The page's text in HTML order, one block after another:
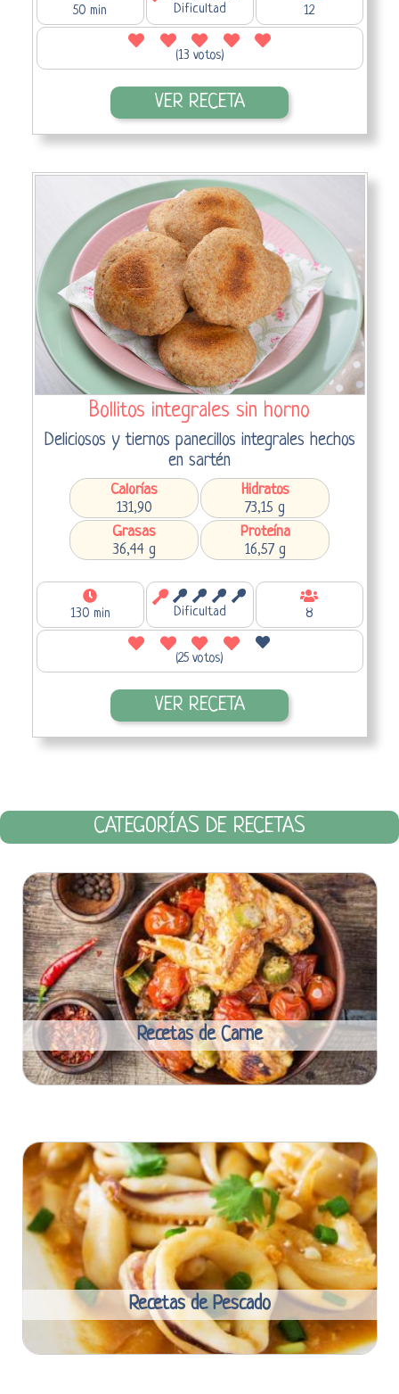
50 min Dificultad 12
(13 votos)
VER RECETA
Bollitos integrales sin horno
Deliciosos y tiernos panecillos integrales hechos
en sartén
Calorías
131,90
Hidratos
73,15 g
Grasas
36,44 g
Proteína
16,57 g
130 min Dificultad 8
(25 votos)
VER RECETA
CATEGORÍAS DE RECETAS
Recetas de Carne
Recetas de Pescado